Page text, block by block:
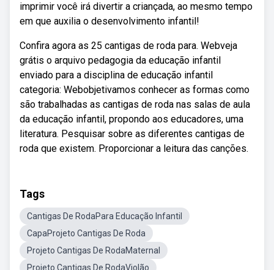
imprimir você irá divertir a criançada, ao mesmo tempo
em que auxilia o desenvolvimento infantil!
Confira agora as 25 cantigas de roda para. Webveja
grátis o arquivo pedagogia da educação infantil
enviado para a disciplina de educação infantil
categoria: Webobjetivamos conhecer as formas como
são trabalhadas as cantigas de roda nas salas de aula
da educação infantil, propondo aos educadores, uma
literatura. Pesquisar sobre as diferentes cantigas de
roda que existem. Proporcionar a leitura das canções.
Tags
Cantigas De RodaPara Educação Infantil
CapaProjeto Cantigas De Roda
Projeto Cantigas De RodaMaternal
Projeto Cantigas De RodaViolão